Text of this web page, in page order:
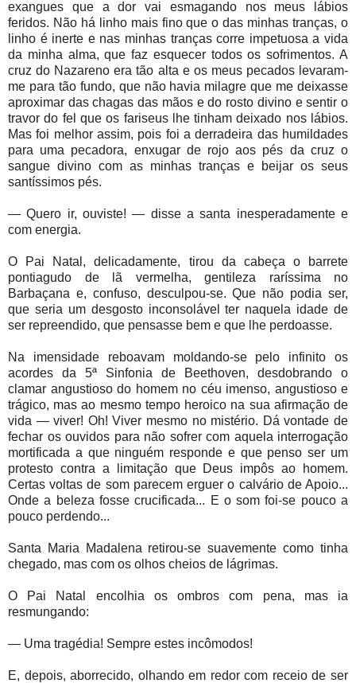
exangues que a dor vai esmagando nos meus lábios
feridos. Não há linho mais fino que o das minhas tranças, o
linho é inerte e nas minhas tranças corre impetuosa a vida
da minha alma, que faz esquecer todos os sofrimentos. A
cruz do Nazareno era tão alta e os meus pecados levaram-
me para tão fundo, que não havia milagre que me deixasse
aproximar das chagas das mãos e do rosto divino e sentir o
travor do fel que os fariseus lhe tinham deixado nos lábios.
Mas foi melhor assim, pois foi a derradeira das humildades
para uma pecadora, enxugar de rojo aos pés da cruz o
sangue divino com as minhas tranças e beijar os seus
santíssimos pés.
— Quero ir, ouviste! — disse a santa inesperadamente e
com energia.
O Pai Natal, delicadamente, tirou da cabeça o barrete
pontiagudo de lã vermelha, gentileza raríssima no
Barbaçana e, confuso, desculpou-se. Que não podia ser,
que seria um desgosto inconsolável ter naquela idade de
ser repreendido, que pensasse bem e que lhe perdoasse.
Na imensidade reboavam moldando-se pelo infinito os
acordes da 5ª Sinfonia de Beethoven, desdobrando o
clamar angustioso do homem no céu imenso, angustioso e
trágico, mas ao mesmo tempo heroico na sua afirmação de
vida — viver! Oh! Viver mesmo no mistério. Dá vontade de
fechar os ouvidos para não sofrer com aquela interrogação
mortificada a que ninguém responde e que penso ser um
protesto contra a limitação que Deus impôs ao homem.
Certas voltas de som parecem erguer o calvário de Apoio...
Onde a beleza fosse crucificada... E o som foi-se pouco a
pouco perdendo...
Santa Maria Madalena retirou-se suavemente como tinha
chegado, mas com os olhos cheios de lágrimas.
O Pai Natal encolhia os ombros com pena, mas ia
resmungando:
— Uma tragédia! Sempre estes incômodos!
E, depois, aborrecido, olhando em redor com receio de ser